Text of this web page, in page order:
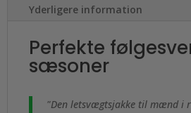
Yderligere information
Perfekte
sæsoner
"Den letsvægtsjakke til mænd i